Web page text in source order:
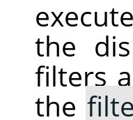
the
filters
the